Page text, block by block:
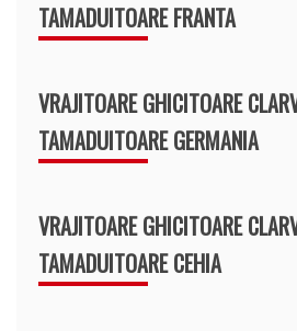
TAMADUITOARE FRANTA
VRAJITOARE GHICITOARE
TAMADUITOARE GERMANIA
VRAJITOARE GHICITOARE
TAMADUITOARE CEHIA